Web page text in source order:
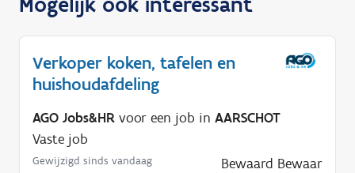
Verkoper koken, tafelen en
huishoudafdeling
AGO Jobs&HR voor een job in AARSCHOT
Vaste job
Gewijzigd sinds vandaag Bewaard Bewaar